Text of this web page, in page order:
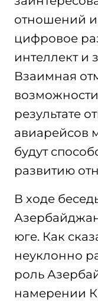
отношений и
цифровое
интеллект и
Взаимная
результате
авиарейсов
будут
развитию
В ходе
юге. Как
неуклонно
роль
намерении